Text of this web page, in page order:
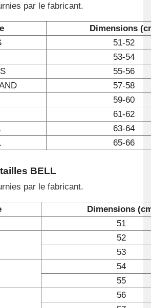
par le fabricant.
Dimensions
51-52
53-54
55-56
57-58
59-60
61-62
63-64
65-66
BELL
par le fabricant.
Dimensions
51
52
53
54
55
56